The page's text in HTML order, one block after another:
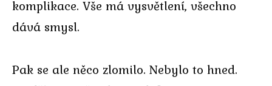
komplikace. Vše má vysvětlení, všechno
dává smysl.
Pak se ale něco zlomilo. Nebylo to hned.